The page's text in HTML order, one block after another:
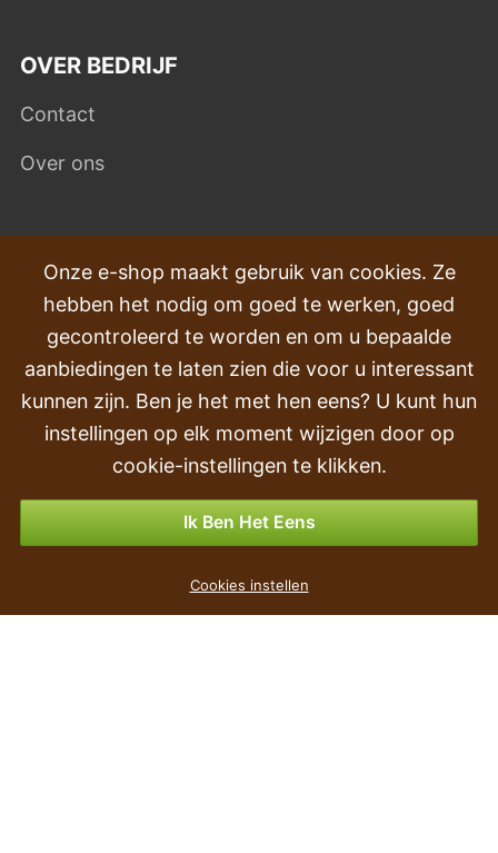
OVER BEDRIJF
Contact
Over ons
VEEL GESTELDE VRAGEN
Klachten
Transport en levering
Volgorde
Retourneren & Terugbetalingen
Betalingsmogelijkheden
Onze e-shop maakt gebruik van cookies. Ze
hebben het nodig om goed te werken, goed
gecontroleerd te worden en om u bepaalde
aanbiedingen te laten zien die voor u interessant
kunnen zijn. Ben je het met hen eens? U kunt hun
instellingen op elk moment wijzigen door op
cookie-instellingen te klikken.
Ik Ben Het Eens
Cookies instellen